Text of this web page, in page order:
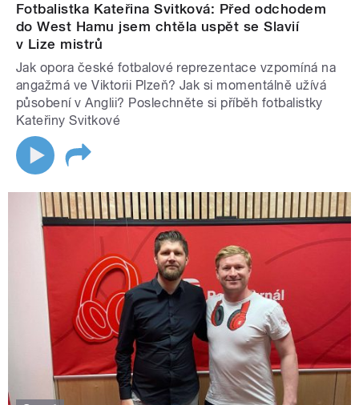
Fotbalistka Kateřina Svitková: Před odchodem
do West Hamu jsem chtěla uspět se Slavií
v Lize mistrů
Jak opora české fotbalové reprezentace vzpomíná na
angažmá ve Viktorii Plzeň? Jak si momentálně užívá
působení v Anglii? Poslechněte si příběh fotbalistky
Kateřiny Svitkové